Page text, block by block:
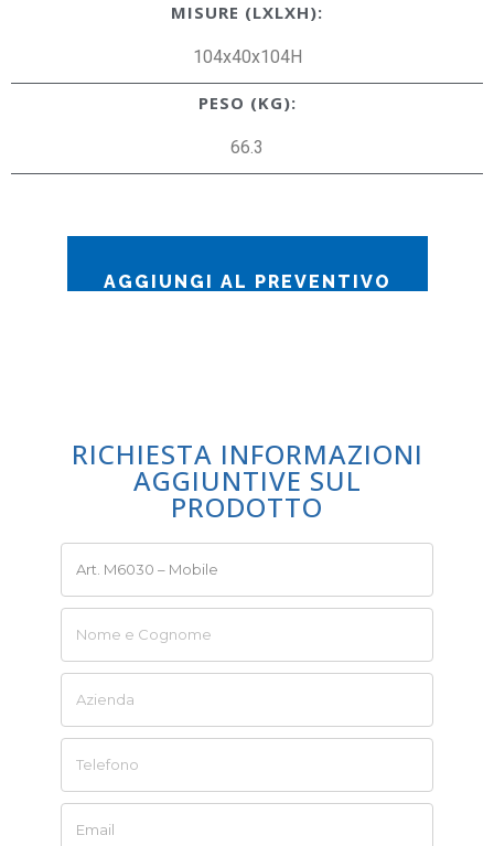
MISURE (LXLXH):
104x40x104H
PESO (KG):
66.3
AGGIUNGI AL PREVENTIVO
RICHIESTA INFORMAZIONI
AGGIUNTIVE SUL
PRODOTTO